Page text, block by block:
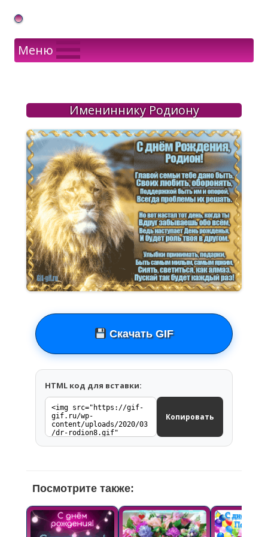
Gif Открытки в подарок
Меню
Имениннику Родиону
Скачать GIF
HTML код для вставки:
Копировать
Посмотрите также: